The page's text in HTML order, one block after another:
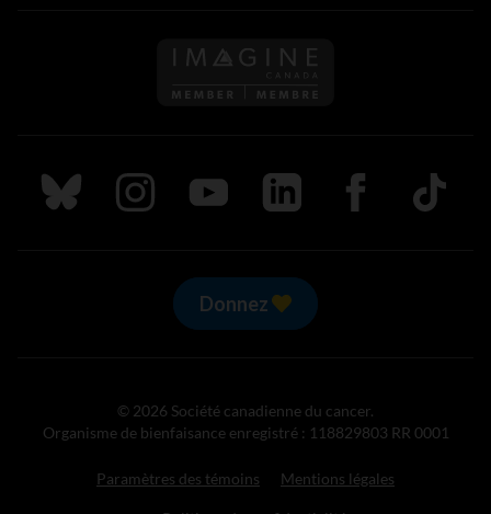
Suivez nous sur Bluesky
Suivez nous sur Instagram
Suivez nous sur Youtube
Suivez nous sur LinkedIn
Suivez nous sur
TikTok
Donnez
© 2026 Société canadienne du cancer.
Organisme de bienfaisance enregistré : 118829803 RR 0001
Paramètres des témoins Mentions légales